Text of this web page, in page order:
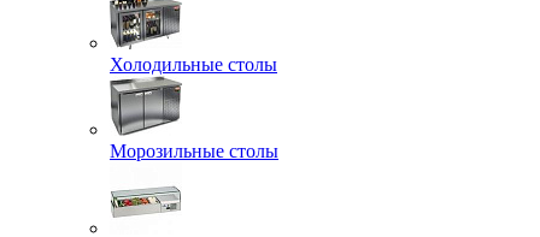
Холодильные столы
Морозильные столы